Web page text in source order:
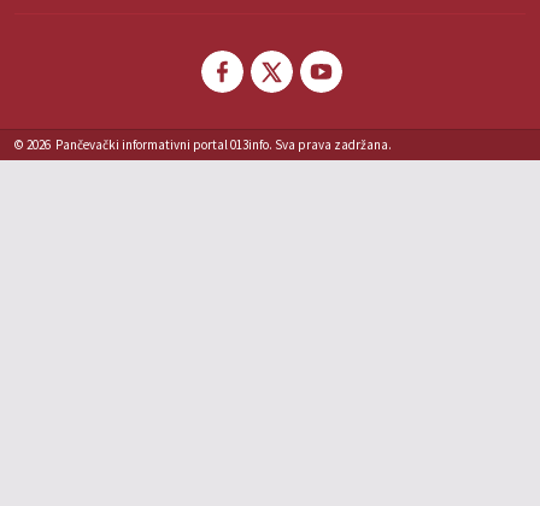
© 2026 Pančevački informativni portal 013info. Sva prava zadržana.